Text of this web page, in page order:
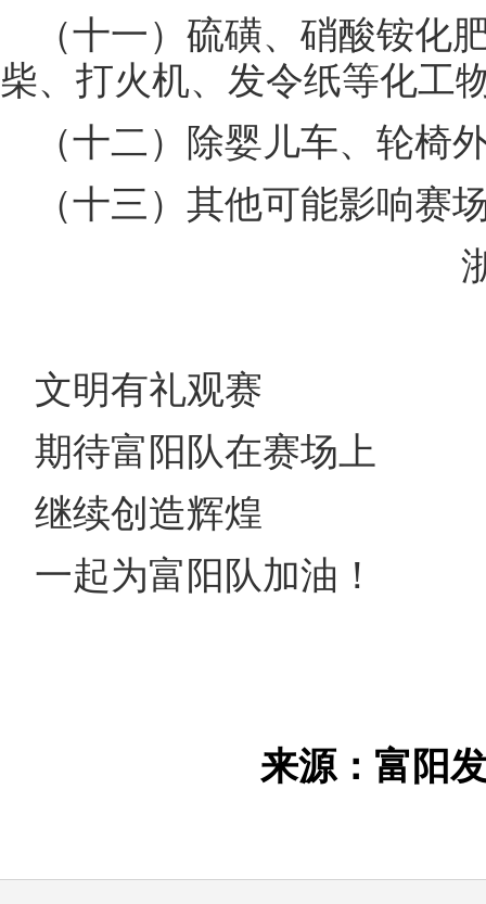
（十一）硫磺、硝酸铵化
柴、打火机、发令纸等化工
（十二）除婴儿车、轮椅
（十三）其他可能影响赛
文明有礼观赛
期待富阳队在赛场上
继续创造辉煌
一起为富阳队加油！
来源：富